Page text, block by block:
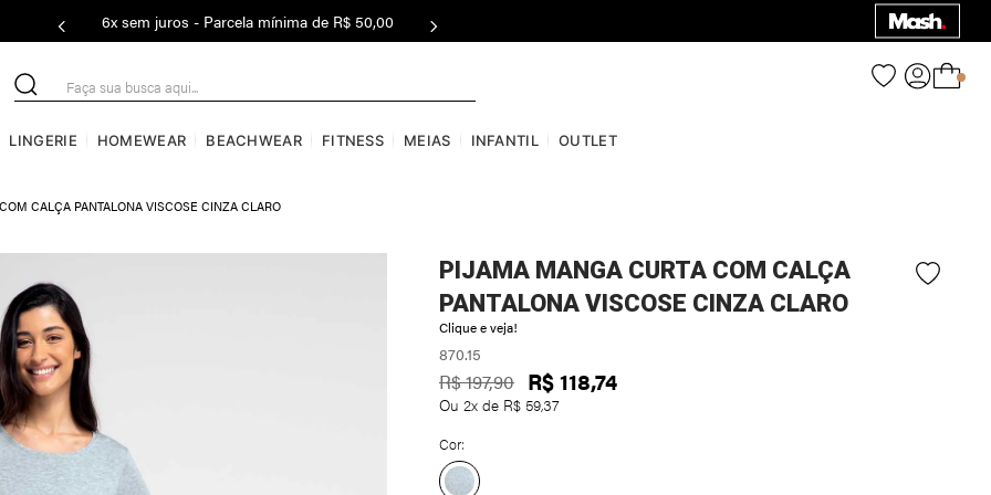
6x sem juros - Parcela mínima de R$ 50,00
Faça sua busca aqui...
LINGERIE HOMEWEAR BEACHWEAR FITNESS MEIAS INFANTIL OUTLET
0
CALÇA PANTALONA VISCOSE CINZA CLARO
PIJAMA MANGA CURTA COM CALÇA
PANTALONA VISCOSE CINZA CLARO
Clique e veja!
870.15
R$197,90 R$118,74
Ou 2x de R$ 59,37
Cor: